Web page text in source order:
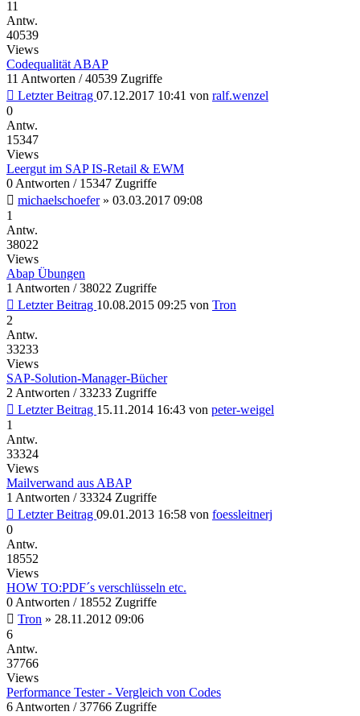
11
Antw.
40539
Views
Codequalität ABAP
11 Antworten / 40539 Zugriffe
Letzter Beitrag 07.12.2017 10:41 von ralf.wenzel
0
Antw.
15347
Views
Leergut im SAP IS-Retail & EWM
0 Antworten / 15347 Zugriffe
michaelschoefer» 03.03.2017 09:08
1
Antw.
38022
Views
Abap Übungen
1 Antworten / 38022 Zugriffe
Letzter Beitrag 10.08.2015 09:25 von Tron
2
Antw.
33233
Views
SAP-Solution-Manager-Bücher
2 Antworten / 33233 Zugriffe
Letzter Beitrag 15.11.2014 16:43 von peter-weigel
1
Antw.
33324
Views
Mailverwand aus ABAP
1 Antworten / 33324 Zugriffe
Letzter Beitrag 09.01.2013 16:58 von foessleitnerj
0
Antw.
18552
Views
HOW TO:PDF´s verschlüsseln etc.
0 Antworten / 18552 Zugriffe
Tron » 28.11.2012 09:06
6
Antw.
37766
Views
Performance Tester - Vergleich von Codes
6 Antworten / 37766 Zugriffe